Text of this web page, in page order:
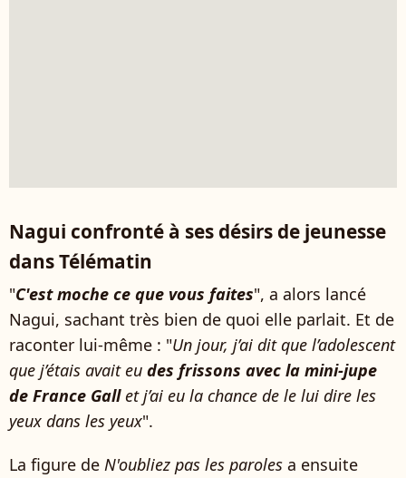
Nagui confronté à ses désirs de jeunesse
dans Télématin
"C'est moche ce que vous faites", a alors lancé
Nagui, sachant très bien de quoi elle parlait. Et de
raconter lui-même : "Un jour, j’ai dit que l’adolescent
que j’étais avait eu des frissons avec la mini-jupe
de France Gallet j’ai eu la chance de le lui dire les
yeux dans les yeux".
La figure de N'oubliez pas les paroles a ensuite